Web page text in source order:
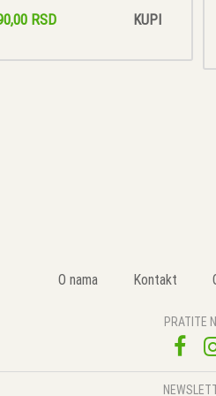
RSD KUPI
O nama Kontakt
PRATITE